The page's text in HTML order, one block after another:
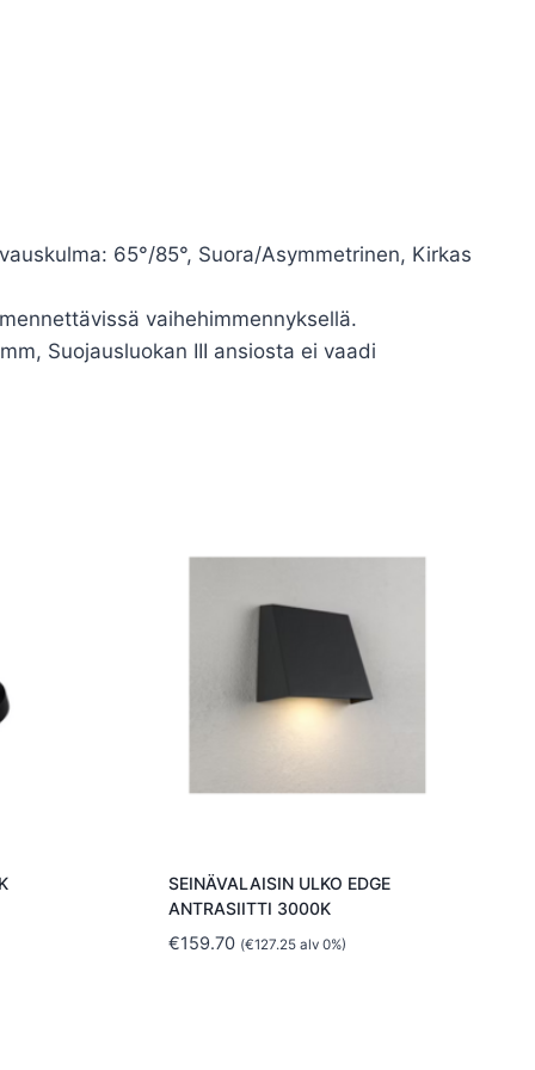
65°/85°, Suora/Asymmetrinen, Kirkas
vaihehimmennyksellä.
Suojausluokan III ansiosta ei vaadi
SEINÄVALAISIN ULKO EDGE
ANTRASIITTI 3000K
€159.70 (€127.25 alv 0%)